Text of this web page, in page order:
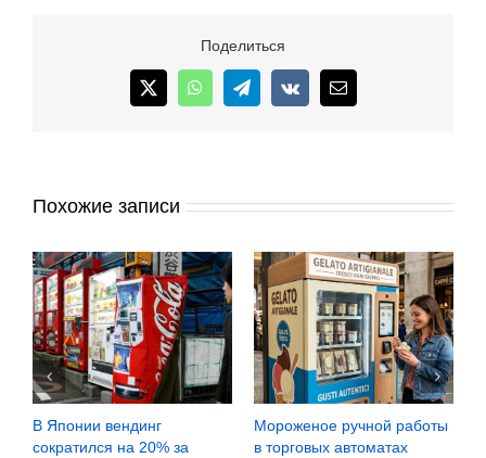
101,5
рублей
в
капитале
Поделиться
X WhatsAppTelegram
Vk Email
Похожие записи
В Японии вендинг
сократился на 20% за
Мороженое ручной работы
в торговых автоматах